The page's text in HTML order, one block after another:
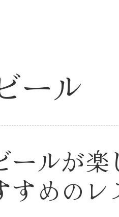
ール
ルが楽
すめの